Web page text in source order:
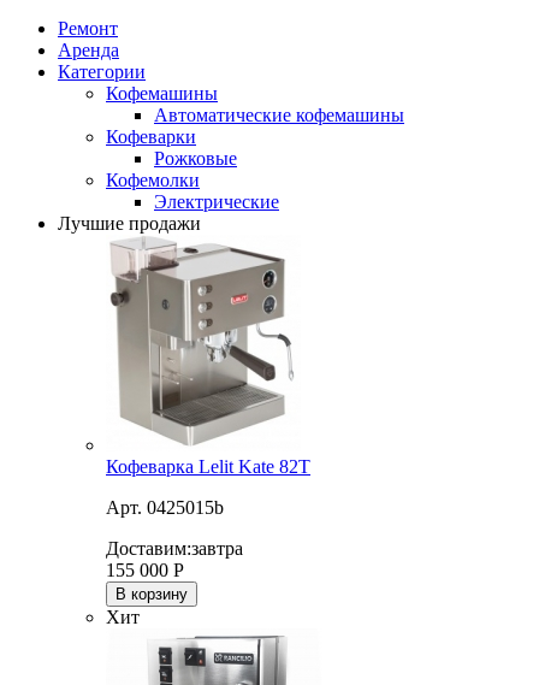
Ремонт
Аренда
Категории
Кофемашины
Автоматические кофемашины
Кофеварки
Рожковые
Кофемолки
Электрические
Лучшие продажи
Кофеварка Lelit Kate 82T
Арт. 0425015b
Доставим:завтра
155 000 Р
В корзину
Хит